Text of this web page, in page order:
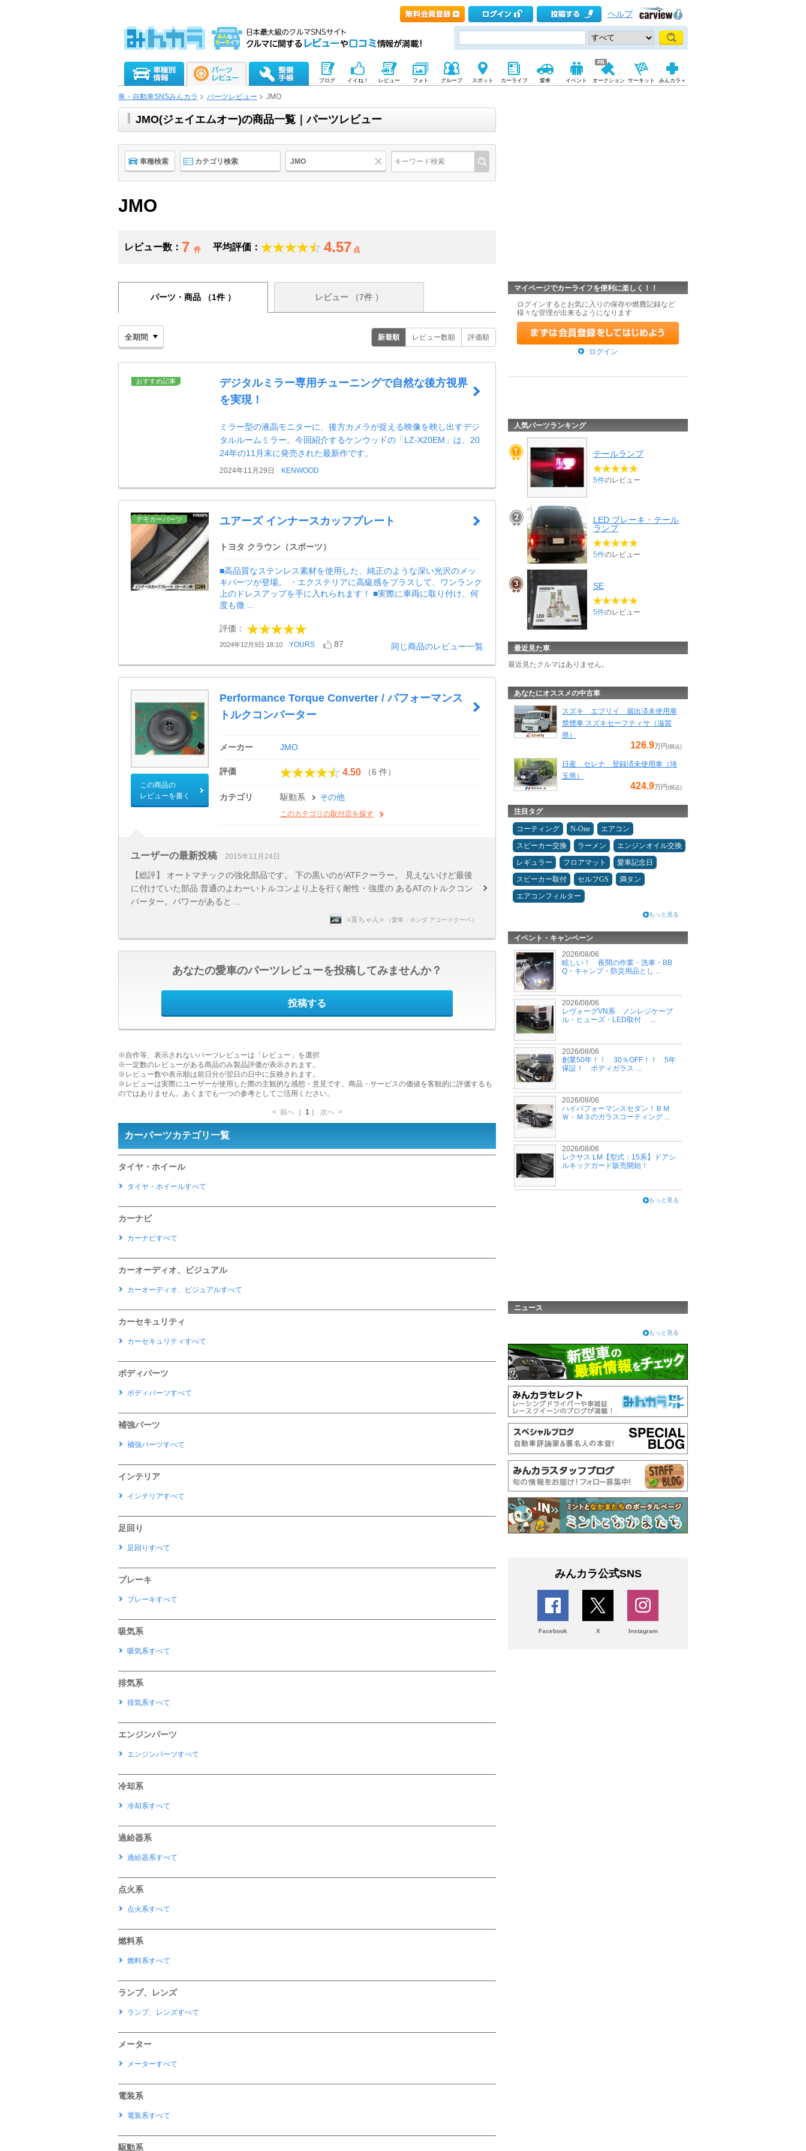
ヘルプ
ブログ イイね！ レビュー フォト グループ スポット カーライフ 愛車 イベント オークション サーキット みんカラ＋
車・自動車SNSみんカラ パーツレビュー JMO
JMO(ジェイエムオー)の商品一覧｜パーツレビュー
車種検索 カテゴリ検索 JMO
JMO
レビュー数： 7 件 平均評価： 4.57 点
パーツ・商品 （1件 ） レビュー （7件 ）
新着順 レビュー数順 評価順
おすすめ記事
デジタルミラー専用チューニングで自然な後方視界
を実現！
ミラー型の液晶モニターに、後方カメラが捉える映像を映し出すデジ
タルルームミラー。今回紹介するケンウッドの「LZ-X20EM」は、20
24年の11月末に発売された最新作です。
2024年11月29日 KENWOOD
デモカーパーツ ユアーズ インナースカッフプレート
トヨタ クラウン（スポーツ）
■高品質なステンレス素材を使用した、純正のような深い光沢のメッ
キパーツが登場。 ・エクステリアに高級感をプラスして、ワンランク
上のドレスアップを手に入れられます！ ■実際に車両に取り付け、何
度も微 ...
評価：
2024年12月9日 18:10 YOURS 87 同じ商品のレビュー一覧
この商品の
レビューを書く
Performance Torque Converter / パフォーマンス
トルクコンバーター
メーカー JMO
評価 4.50 （6 件）
カテゴリ 駆動系 その他
このカテゴリの取付店を探す
ユーザーの最新投稿 2015年11月24日
【総評】 オートマチックの強化部品です。 下の黒いのがATFクーラー。 見えないけど最後
に付けていた部品 普通のよわーいトルコンより上を行く耐性・強度の あるATのトルクコン
バーター。パワーがあると ...
○直ちゃん○ （愛車：ホンダ アコードクーペ）
あなたの愛車のパーツレビューを投稿してみませんか？
投稿する
※自作等、表示されないパーツレビューは「レビュー」を選択
※一定数のレビューがある商品のみ製品評価が表示されます。
※レビュー数や表示順は前日分が翌日の日中に反映されます。
※レビューは実際にユーザーが使用した際の主観的な感想・意見です。商品・サービスの価値を客観的に評価するも
のではありません。あくまでも一つの参考としてご活用ください。
< 前へ 1｜ 次へ >
カーパーツカテゴリ一覧
タイヤ・ホイール
タイヤ・ホイールすべて
カーナビ
カーナビすべて
カーオーディオ、ビジュアル
カーオーディオ、ビジュアルすべて
カーセキュリティ
カーセキュリティすべて
ボディパーツ
ボディパーツすべて
補強パーツ
補強パーツすべて
インテリア
インテリアすべて
足回り
足回りすべて
ブレーキ
ブレーキすべて
吸気系
吸気系すべて
排気系
排気系すべて
エンジンパーツ
エンジンパーツすべて
冷却系
冷却系すべて
過給器系
過給器系すべて
点火系
点火系すべて
燃料系
燃料系すべて
ランプ、レンズ
ランプ、レンズすべて
メーター
メーターすべて
電装系
電装系すべて
駆動系
マイページでカーライフを便利に楽しく！！
ログインするとお気に入りの保存や燃費記録など
様々な管理が出来るようになります
ログイン
人気パーツランキング
テールランプ
5件のレビュー
LED ブレーキ・テール
ランプ
5件のレビュー
SE
5件のレビュー
最近見た車
最近見たクルマはありません。
あなたにオススメの中古車
スズキ エブリイ 届出済未使用車
禁煙車 スズキセーフティサ（滋賀
県）
126.9万円(税込)
日産 セレナ 登録済未使用車（埼
玉県）
424.9万円(税込)
注目タグ
コーティング N-One
エアコン
スピーカー交換
ラーメン
エンジンオイル交換
レギュラー
フロアマット
愛車記念日
スピーカー取付
セルフGS
満タン
エアコンフィルター
もっと見る
イベント・キャンペーン
2026/08/06
眩しい！ 夜間の作業・洗車・BB
Q・キャンプ・防災用品とし ...
2026/08/06
レヴォーグVN系 ノンレジケーブ
ル・ヒューズ・LED取付 ...
2026/08/06
創業50年！！ 30％OFF！！ 5年
保証！ ボディガラス ...
2026/08/06
ハイパフォーマンスセダン！ＢＭ
Ｗ・Ｍ３のガラスコーティング ...
2026/08/06
レクサス LM【型式：15系】ドアシ
ルキックガード販売開始！
もっと見る
ニュース
もっと見る
みんカラ公式SNS
Facebook X Instagram